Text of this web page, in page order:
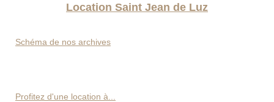
Location Saint Jean de Luz
Schéma de nos archives
Profitez d'une location à...